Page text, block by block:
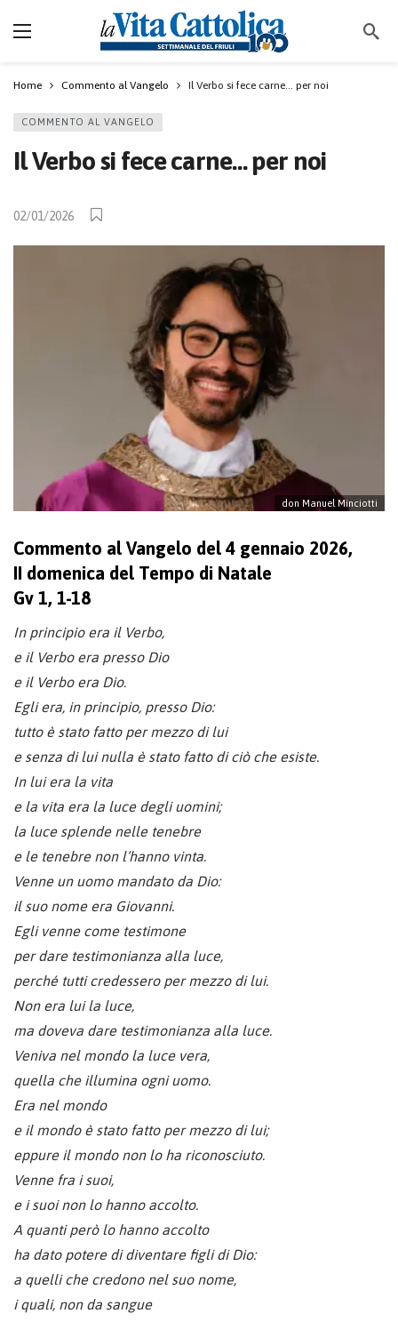
Home Commento al Vangelo Il Verbo si fece carne… per noi
COMMENTO AL VANGELO
Il Verbo si fece carne… per noi
02/01/2026
don Manuel Minciotti
Commento al Vangelo del 4 gennaio 2026,
II domenica del Tempo di Natale
Gv 1, 1-18
In principio era il Verbo,
e il Verbo era presso Dio
e il Verbo era Dio.
Egli era, in principio, presso Dio:
tutto è stato fatto per mezzo di lui
e senza di lui nulla è stato fatto di ciò che esiste.
In lui era la vita
e la vita era la luce degli uomini;
la luce splende nelle tenebre
e le tenebre non l’hanno vinta.
Venne un uomo mandato da Dio:
il suo nome era Giovanni.
Egli venne come testimone
per dare testimonianza alla luce,
perché tutti credessero per mezzo di lui.
Non era lui la luce,
ma doveva dare testimonianza alla luce.
Veniva nel mondo la luce vera,
quella che illumina ogni uomo.
Era nel mondo
e il mondo è stato fatto per mezzo di lui;
eppure il mondo non lo ha riconosciuto.
Venne fra i suoi,
e i suoi non lo hanno accolto.
A quanti però lo hanno accolto
ha dato potere di diventare figli di Dio:
a quelli che credono nel suo nome,
i quali, non da sangue